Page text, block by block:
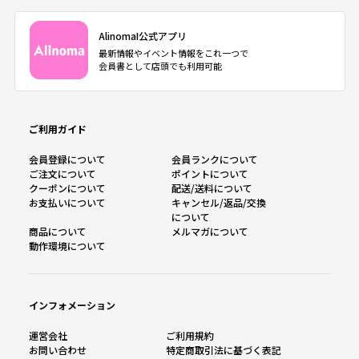
AlinomaI公式アプリ
最新情報やイベント情報をこれ一つで
会員書として店頭でも利用可能
ご利用ガイド
会員登録について
会員ランクについて
ご注文について
ポイントについて
クーポンについて
配送/送料について
お支払いについて
キャンセル/返品/交換
について
商品について
メルマガについて
動作環境について
インフォメーション
運営会社
ご利用規約
お問い合わせ
特定商取引法に基づく表記